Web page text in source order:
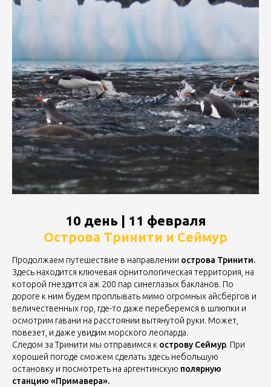
10 день | 11 февраля
Острова Тринити и Сеймур
Продолжаем путешествие в направлении острова Тринити.
Здесь находится ключевая орнитологическая территория, на
которой гнездится аж 200 пар синеглазых бакланов. По
дороге к ним будем проплывать мимо огромных айсбергов и
величественных гор, где-то даже переберемся в шлюпки и
осмотрим гавани на расстоянии вытянутой руки. Может,
повезет, и даже увидим морского леопарда.
Следом за Тринити мы отправимся к острову Сеймур. При
хорошей погоде сможем сделать здесь небольшую
остановку и посмотреть на аргентинскую полярную
станцию «Примавера».